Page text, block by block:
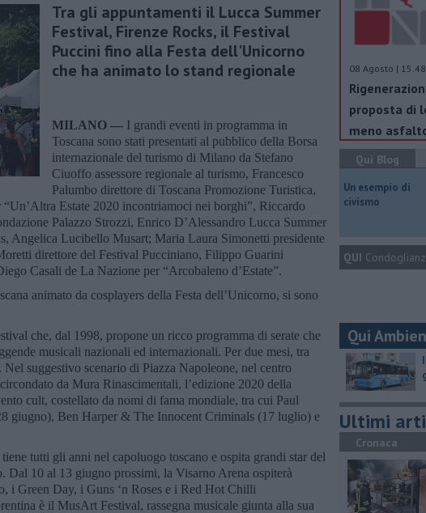
Tra gli appuntamenti il Lucca Summer
Festival, Firenze Rocks, il Festival
Puccini fino alla Festa dell'Unicorno
che ha animato lo stand regionale
MILANO — I grandi eventi in programma in
Toscana sono stati presentati al pubblico della Borsa
internazionale del turismo di Milano da Stefano
Ciuoffo assessore regionale al turismo, Francesco
Palumbo direttore di Toscana Promozione Turistica,
Estate 2020 incontriamoci nei borghi”, Riccardo
Palazzo Strozzi, Enrico D’Alessandro Lucca Summer
Angelica Lucibello Musart; Maria Laura Simonetti presidente
direttore del Festival Pucciniano, Filippo Guarini
Casali de La Nazione per “Arcobaleno d’Estate”.
animato da cosplayers della Festa dell’Unicorno, si sono
che, dal 1998, propone un ricco programma di serate che
musicali nazionali ed internazionali. Per due mesi, tra
suggestivo scenario di Piazza Napoleone, nel centro
da Mura Rinascimentali, l’edizione 2020 della
cult, costellato da nomi di fama mondiale, tra cui Paul
giugno), Ben Harper & The Innocent Criminals (17 luglio) e
tutti gli anni nel capoluogo toscano e ospita grandi star del
Dal 10 al 13 giugno prossimi, la Visarno Arena ospiterà
i Green Day, i Guns ‘n Roses e i Red Hot Chilli
è il MusArt Festival, rassegna musicale giunta alla sua
08 Agosto | 15.48
proposta di
meno
Qui Blog
​Un esempio di
civismo
QUI
Qui
Ultimi
Cronaca